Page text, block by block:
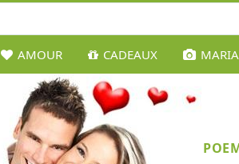
AMOUR CADEAUX